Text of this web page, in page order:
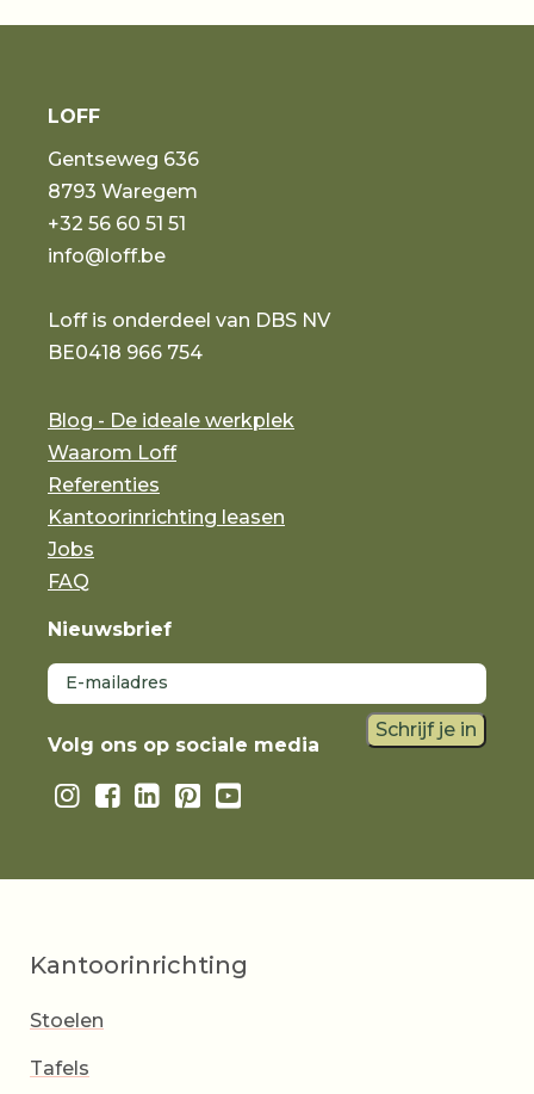
LOFF
Gentseweg 636
8793 Waregem
+32 56 60 51 51
info@loff.be
Loff is onderdeel van DBS NV
BE0418 966 754
Blog - De ideale werkplek
Waarom Loff
Referenties
Kantoorinrichting leasen
Jobs
FAQ
Nieuwsbrief
Schrijf je in
Volg ons op sociale media
Kantoorinrichting
Stoelen
Tafels